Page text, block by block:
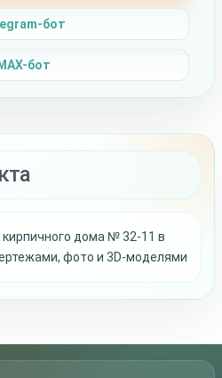
бот
MAX-бот
кирпичного дома № 32-11 в
фото и 3D-моделями